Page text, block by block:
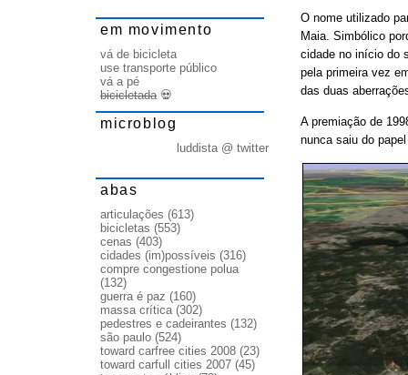
O nome utilizado
Maia. Simbólico
cidade no início do
pela primeira vez
das duas
A premiação de
nunca saiu do
em movimento
vá de bicicleta
use transporte público
vá a pé
bicicletada💀
microblog
luddista @ twitter
abas
articulações (613)
bicicletas (553)
cenas (403)
cidades (im)possíveis (316)
compre congestione polua
(132)
guerra é paz (160)
massa crítica(302)
pedestres e cadeirantes (132)
são paulo (524)
toward carfree cities 2008 (23)
toward carfull cities 2007 (45)